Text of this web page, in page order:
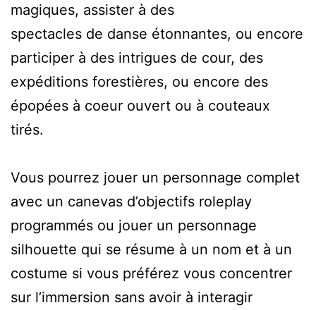
magiques, assister à des
spectacles de danse étonnantes, ou encore
participer à des intrigues de cour, des
expéditions forestières, ou encore des
épopées à coeur ouvert ou à couteaux
tirés.
Vous pourrez jouer un personnage complet
avec un canevas d’objectifs roleplay
programmés ou jouer un personnage
silhouette qui se résume à un nom et à un
costume si vous préférez vous concentrer
sur l’immersion sans avoir à interagir